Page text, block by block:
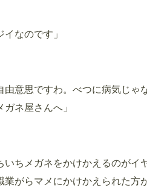
なのです」
意思ですわ。べつに病気じゃ
ネ屋さんへ」
いちメガネをかけかえるのがイ
がらマメにかけかえられた方